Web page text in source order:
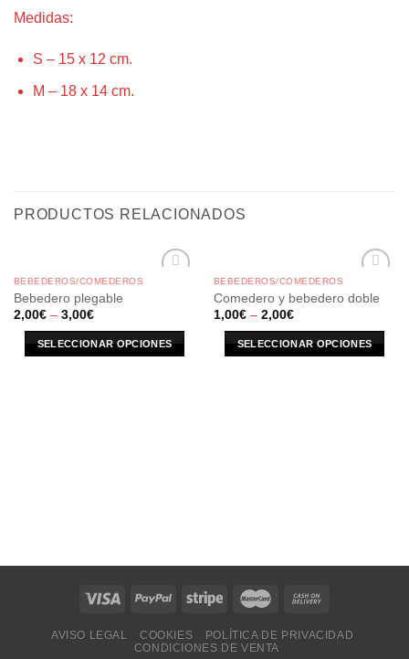
Medidas:
S – 15 x 12 cm.
M – 18 x 14 cm.
PRODUCTOS RELACIONADOS
BEBEDEROS/COMEDEROS
Bebedero plegable
2,00€– 3,00€
SELECCIONAR OPCIONES
BEBEDEROS/COMEDEROS
Comedero y bebedero doble
1,00€– 2,00€
SELECCIONAR OPCIONES
AVISO LEGAL COOKIES
POLÍTICA DE PRIVACIDAD
CONDICIONES DE VENTA